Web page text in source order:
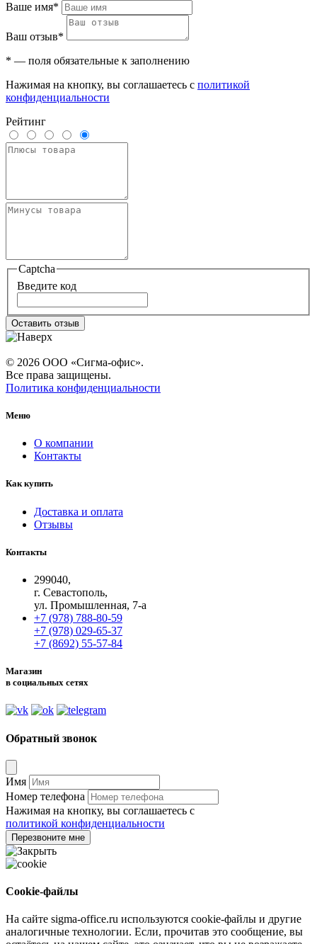
Ваше имя*
Ваш отзыв*
* — поля обязательные к заполнению
Нажимая на кнопку, вы соглашаетесь с политикой
конфиденциальности
Рейтинг
Captcha
Введите код
Оставить отзыв
© 2026 ООО «Сигма-офис».
Все права защищены.
Политика конфиденциальности
Меню
О компании
Контакты
Как купить
Доставка и оплата
Отзывы
Контакты
299040,
г. Севастополь,
ул. Промышленная, 7-а
+7 (978) 788-80-59
+7 (978) 029-65-37
+7 (8692) 55-57-84
Магазин
в социальных сетях
Обратный звонок
Имя
Номер телефона
Нажимая на кнопку, вы соглашаетесь с
политикой конфиденциальности
Перезвоните мне
Cookie-файлы
На сайте sigma-office.ru используются cookie-файлы и другие
аналогичные технологии. Если, прочитав это сообщение, вы